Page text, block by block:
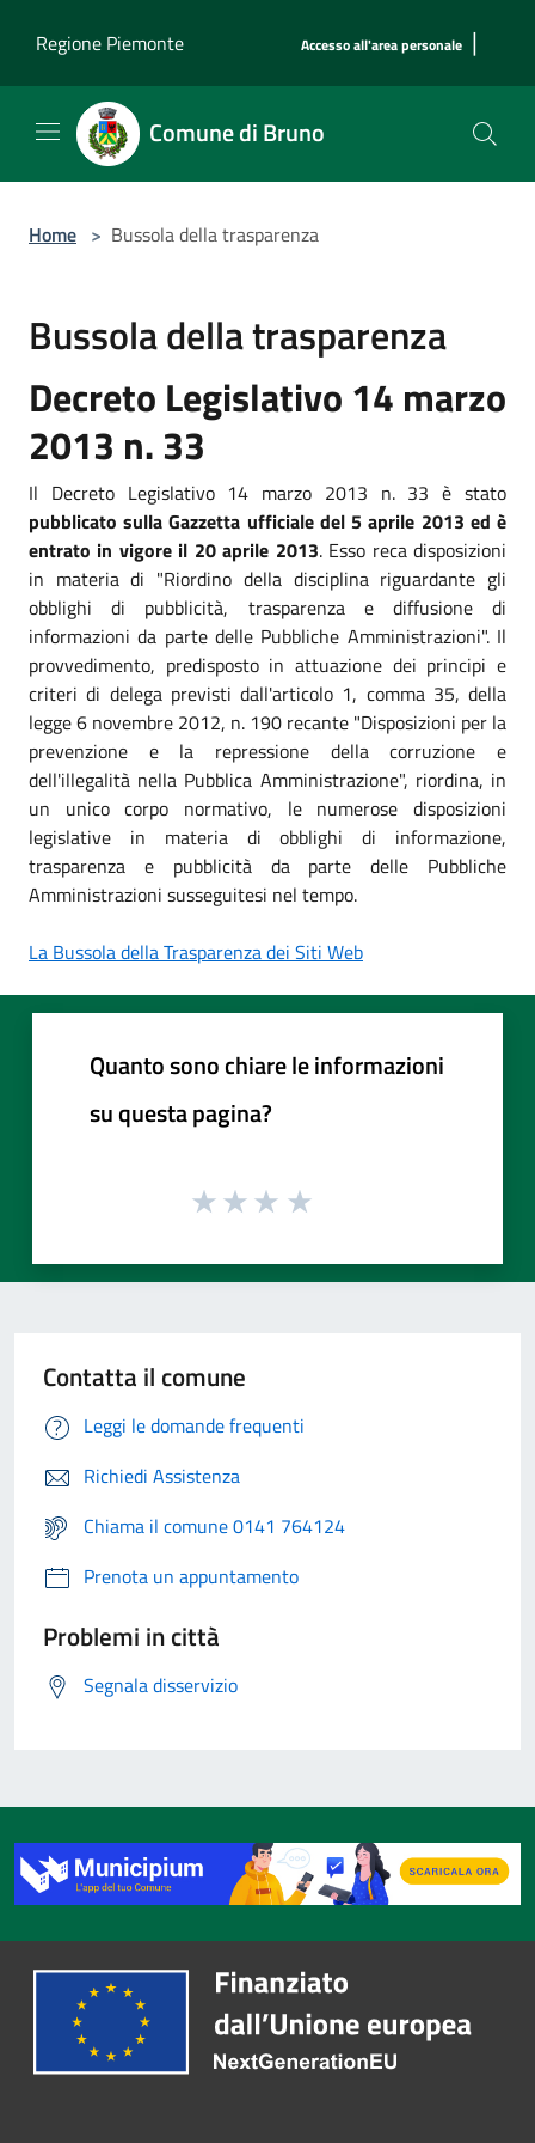
Regione Piemonte
Accesso all'area personale |
Comune di Bruno
Home > Bussola della trasparenza
Bussola della trasparenza
Decreto Legislativo 14 marzo
2013 n. 33
Il Decreto Legislativo 14 marzo 2013 n. 33 è stato
pubblicato sulla Gazzetta ufficiale del 5 aprile 2013 ed è
entrato in vigore il 20 aprile 2013. Esso reca disposizioni
in materia di "Riordino della disciplina riguardante gli
obblighi di pubblicità, trasparenza e diffusione di
informazioni da parte delle Pubbliche Amministrazioni". Il
provvedimento, predisposto in attuazione dei principi e
criteri di delega previsti dall'articolo 1, comma 35, della
legge 6 novembre 2012, n. 190 recante "Disposizioni per la
prevenzione e la repressione della corruzione e
dell'illegalità nella Pubblica Amministrazione", riordina, in
un unico corpo normativo, le numerose disposizioni
legislative in materia di obblighi di informazione,
trasparenza e pubblicità da parte delle Pubbliche
Amministrazioni susseguitesi nel tempo.
La Bussola della Trasparenza dei Siti Web
Quanto sono chiare le informazioni
su questa pagina?
Contatta il comune
Leggi le domande frequenti
Richiedi Assistenza
Chiama il comune 0141 764124
Prenota un appuntamento
Problemi in città
Segnala disservizio